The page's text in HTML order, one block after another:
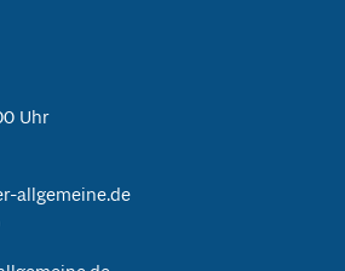
Uhr
allgemeine.de